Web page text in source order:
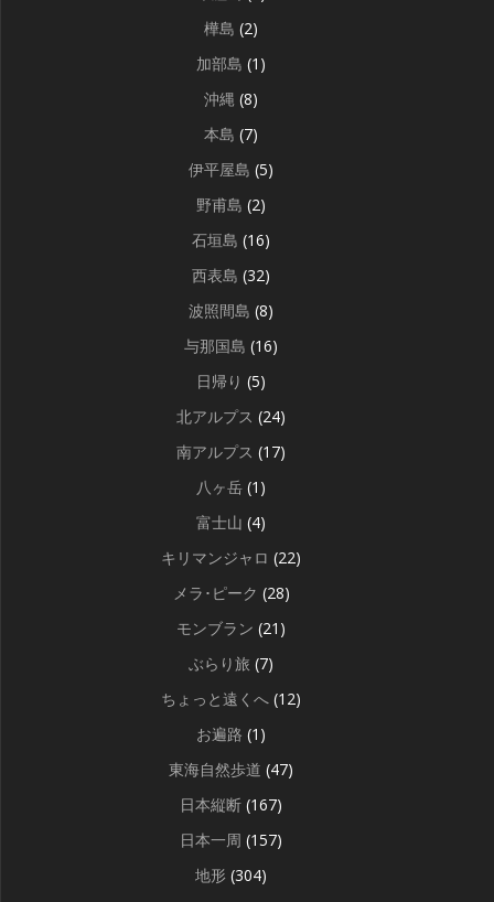
樺島 (2)
加部島 (1)
沖縄 (8)
本島 (7)
伊平屋島 (5)
野甫島 (2)
石垣島 (16)
西表島 (32)
波照間島 (8)
与那国島 (16)
日帰り (5)
北アルプス (24)
南アルプス (17)
八ヶ岳 (1)
富士山 (4)
キリマンジャロ (22)
メラ･ピーク (28)
モンブラン (21)
ぶらり旅 (7)
ちょっと遠くへ (12)
お遍路 (1)
東海自然歩道 (47)
日本縦断 (167)
日本一周 (157)
地形 (304)